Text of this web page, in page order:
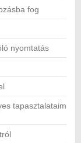
fog
nyomtatás
tapasztalataim